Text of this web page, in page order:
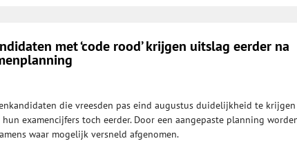
met ‘code rood’ krijgen uitslag eerder na
die vreesden pas eind augustus duidelijkheid te
examencijfers toch eerder. Door een aangepaste planning
waar mogelijk versneld afgenomen.